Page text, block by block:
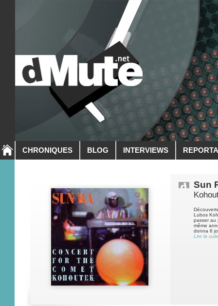
CHRONIQUES BLOG INTERVIEWS
Sun
Lubos
passer au
même
donna 6
Lire la